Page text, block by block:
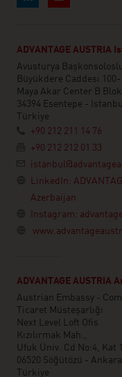
ADVANTAGE AUSTRIA
Avusturya
Büyükdere Caddesi 100-
Maya Akar Center B
34394 Esentepe -
Türkiye
+90 212 211 14 76
+90 212 212 01 33
LinkedIn:
Azerbaijan
Instagram:
ADVANTAGE AUSTRIA
Austrian Embassy -
Ticaret Müsteşarlığı
Next Level Loft Ofis
Kızılırmak Mah.,
Ufuk Üniv. Cd No:4, Kat
06520 Söğütözü - Ankara
Türkiye